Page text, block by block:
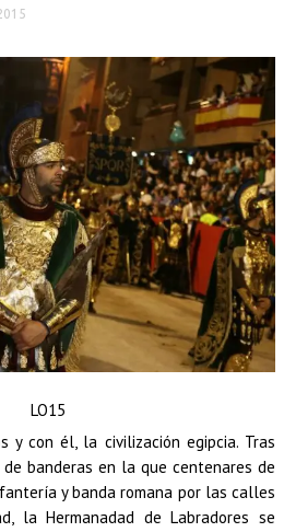
y con él, la civilización egipcia. Tras
banderas en la que centenares de
y banda romana por las calles
la Hermanadad de Labradores se